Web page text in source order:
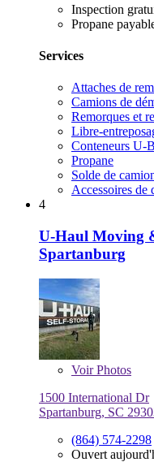
Inspection
Propane
Services
Attaches de
Camions de
Remorques et
Libre-
Conteneurs U-
Propane
Solde de
Accessoires de
4
U-Haul Moving
Spartanburg
VoirPhotos
1500 International Dr
Spartanburg, SC
(864) 574-2298
Ouvert